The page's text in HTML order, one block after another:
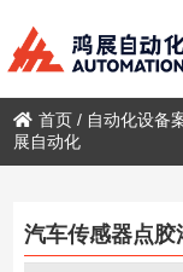
首页 / 自动化设备
展自动化
汽车传感器点